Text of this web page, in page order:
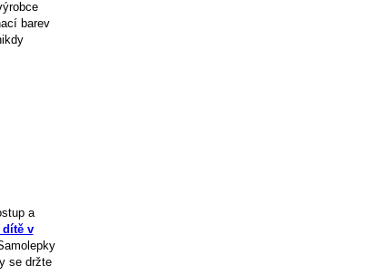
barev
a
dítě v
se držte